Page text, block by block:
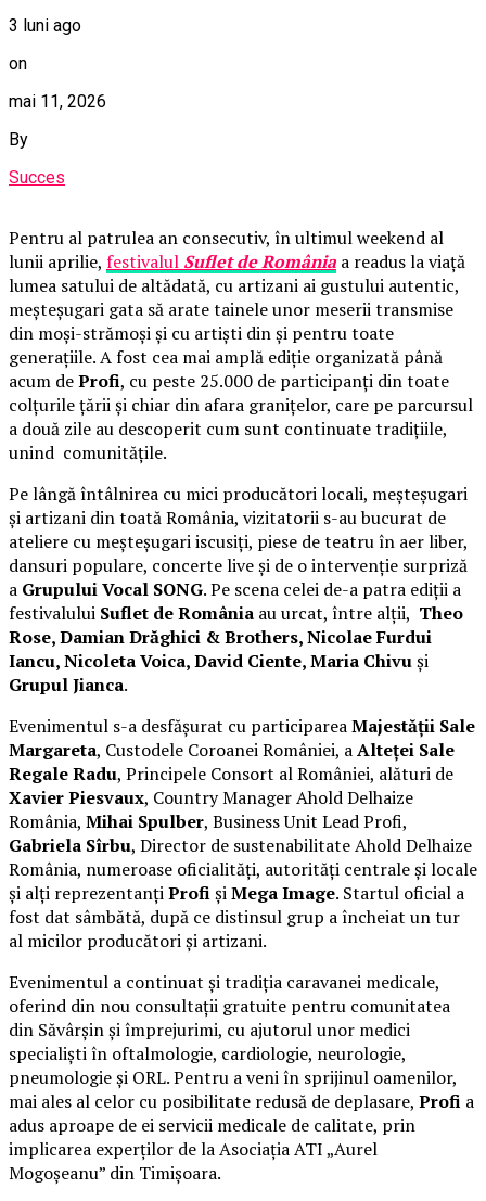
3 luni ago
on
mai 11, 2026
By
Succes
Pentru al patrulea an consecutiv, în ultimul weekend al
lunii aprilie, festivalul Suflet de România a readus la viață
lumea satului de altădată, cu artizani ai gustului autentic,
meșteșugari gata să arate tainele unor meserii transmise
din moși-strămoși și cu artiști din și pentru toate
generațiile. A fost cea mai amplă ediție organizată până
acum deProfi, cu peste 25.000 de participanți din toate
colțurile țării și chiar din afara granițelor, care pe parcursul
a două zile au descoperit cum sunt continuate tradițiile,
unind comunitățile.
Pe lângă întâlnirea cu mici producători locali, meșteșugari
și artizani din toată România, vizitatorii s-au bucurat de
ateliere cu meșteșugari iscusiți, piese de teatru în aer liber,
dansuri populare, concerte live și de o intervenție surpriză
a Grupului Vocal SONG. Pe scena celei de-a patra ediții a
festivalului Suflet de România au urcat, între alții, Theo
Rose, Damian Drăghici & Brothers, Nicolae Furdui
Iancu, Nicoleta Voica, David Ciente, Maria Chivuși
Grupul Jianca.
Evenimentul s-a desfășurat cu participareaMajestății Sale
Margareta, Custodele Coroanei României, aAlteței Sale
Regale Radu, Principele Consort al României, alături de
Xavier Piesvaux, Country Manager Ahold Delhaize
România, Mihai Spulber, Business Unit Lead Profi,
Gabriela Sîrbu, Director de sustenabilitate Ahold Delhaize
România, numeroase oficialități, autorități centrale și locale
și alți reprezentanțiProfișiMega Image. Startul oficial a
fost dat sâmbătă, după ce distinsul grup a încheiat un tur
al micilor producători și artizani.
Evenimentul a continuat și tradiția caravanei medicale,
oferind din nou consultații gratuite pentru comunitatea
din Săvârșin și împrejurimi, cu ajutorul unor medici
specialiști în oftalmologie, cardiologie, neurologie,
pneumologie și ORL. Pentru a veni în sprijinul oamenilor,
mai ales al celor cu posibilitate redusă de deplasare, Profi a
adus aproape de ei servicii medicale de calitate, prin
implicarea experților de la Asociația ATI „Aurel
Mogoșeanu” din Timișoara.